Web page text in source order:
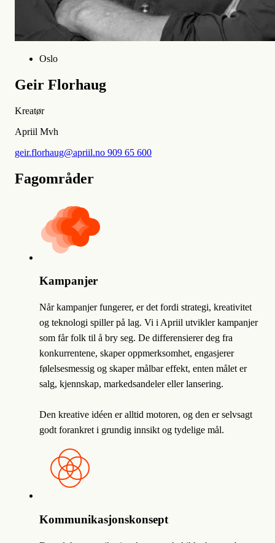
Oslo
Geir Florhaug
Kreatør
Apriil Mvh
geir.florhaug@apriil.no 909 65 600
Fagområder
Kampanjer
Når kampanjer fungerer, er det fordi strategi, kreativitet
og teknologi spiller på lag. Vi i Apriil utvikler kampanjer
som får folk til å bry seg. De differensierer deg fra
konkurrentene, skaper oppmerksomhet, engasjerer
følelsesmessig og skaper målbar effekt, enten målet er
salg, kjennskap, markedsandeler eller lansering.
Den kreative idéen er alltid motoren, og den er selvsagt
godt forankret i grundig innsikt og tydelige mål.
Kommunikasjonskonsept